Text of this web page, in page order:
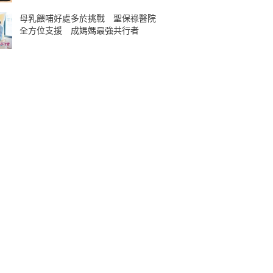
母乳餵哺好處多於挑戰 聖保祿醫院
全方位支援 成媽媽最強共行者